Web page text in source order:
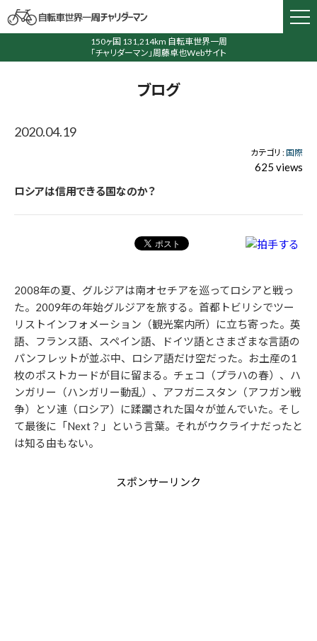
150ヶ国 131,214km 自転車世界一周
「チャリダーマン」周藤卓也Webサイト
ブログ
2020.04.19
カテゴリ :国際
625 views
ロシアは信用できる国なのか？
2008年の夏、グルジアは南オセチアを巡ってロシアと戦っ
た。2009年の年始グルジアを旅する。首都トビリシでツー
リストインフォメーション（観光案内所）に立ち寄った。英
語、フランス語、スペイン語、ドイツ語とさまざまな言語の
パンフレットが並ぶ中、ロシア語だけ空だった。お土産の1
枚のポストカードが目に留まる。チェコ（プラハの春）、ハ
ンガリー（ハンガリー動乱）、アフガニスタン（アフガン戦
争）とソ連（ロシア）に蹂躙された国々が並んでいた。そし
て最後に「Next？」という言葉。それがウクライナだったと
は知る由もない。
スポンサーリンク